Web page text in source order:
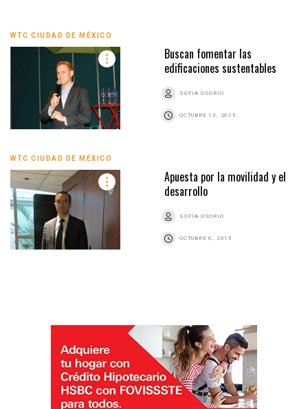
WTC CIUDAD DE MÉXICO
Buscan fomentar las
edificaciones sustentables
SOFIA OSORIO
OCTUBRE 13, 2015
WTC CIUDAD DE MÉXICO
Apuesta por la movilidad y el
desarrollo
SOFIA OSORIO
OCTUBRE 6, 2015